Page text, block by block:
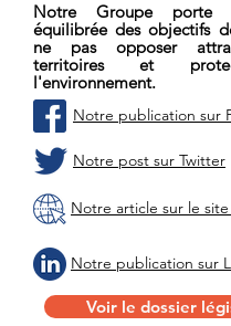
Notre Groupe porte
équilibrée des objectifs
ne pas opposer
territoires et
l'environnement.
Notre publication sur
Notre post sur Twitter
Notre article sur le
Notre publication sur
Voir le dossier